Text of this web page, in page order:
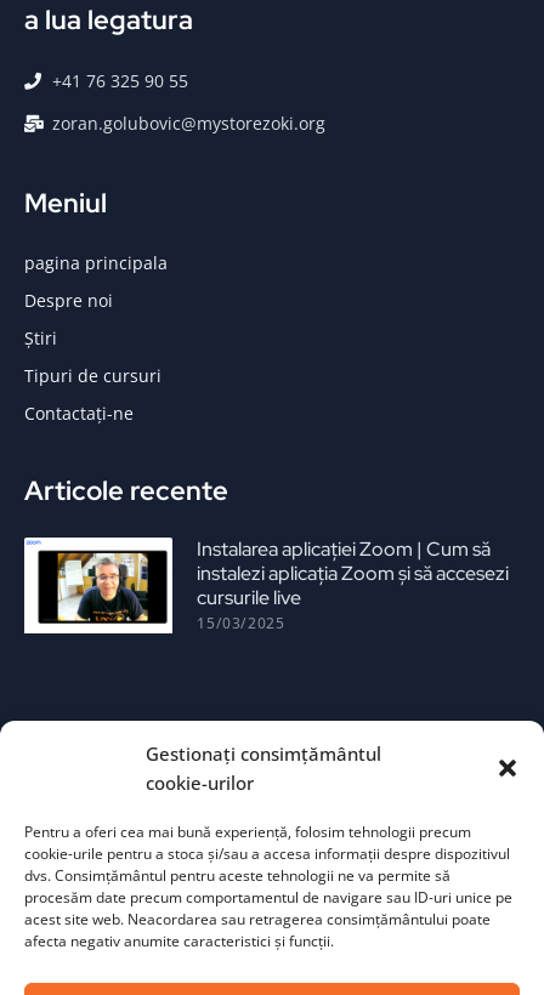
Gestionați consimțământul
cookie-urilor
Pentru a oferi cea mai bună experiență, folosim tehnologii precum
cookie-urile pentru a stoca și/sau a accesa informații despre dispozitivul
dvs. Consimțământul pentru aceste tehnologii ne va permite să
procesăm date precum comportamentul de navigare sau ID-uri unice pe
acest site web. Neacordarea sau retragerea consimțământului poate
afecta negativ anumite caracteristici și funcții.
a lua legatura
+41 76 325 90 55
zoran.golubovic@mystorezoki.org
Meniul
pagina principala
Despre noi
Știri
Tipuri de cursuri
Contactaţi-ne
Articole recente
Instalarea aplicației Zoom | Cum să
instalezi aplicația Zoom și să accesezi
cursurile live
15/03/2025
Instrucțiuni pentru utilizarea aplicației
Anki
13/02/2025